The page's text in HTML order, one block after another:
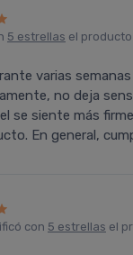
5 estrellas el
varias
no deja
se siente más
En general,
con 5 estrellas el